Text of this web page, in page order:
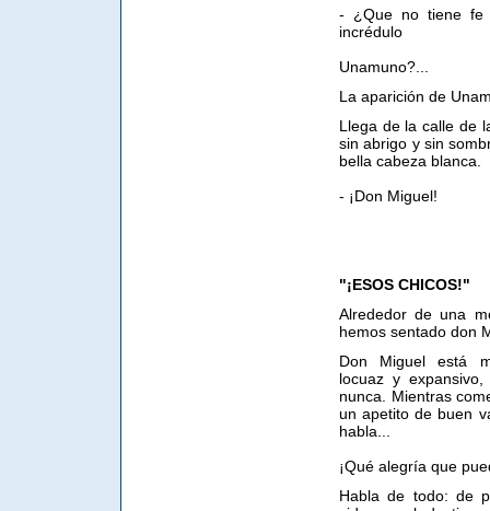
- ¿Que no tiene fe
incrédulo
Unamuno?...
La aparición de
Llega de la calle de
sin abrigo y sin
bella cabeza blanca.
- ¡Don Miguel!
"¡ESOS CHICOS!"
Alrededor de una
hemos sentado don
Don Miguel está
locuaz y
nunca. Mientras
un apetito de buen
habla...
¡Qué alegría que
Habla de todo: de